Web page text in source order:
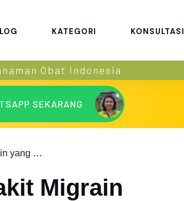
KATEGORI KONSULTASI
Obat Indonesia
SEKARANG
Kenali Dulu Mitos Penyakit Migrain yang Bisa Menyesatkan
Migrain